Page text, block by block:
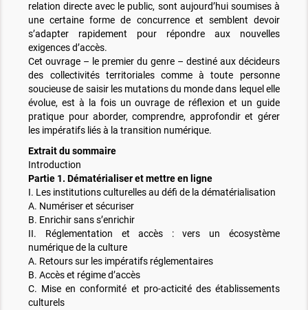
relation directe avec le public, sont aujourd’hui soumises à
une certaine forme de concurrence et semblent devoir
s’adapter rapidement pour répondre aux nouvelles
exigences d’accès.
Cet ouvrage – le premier du genre – destiné aux décideurs
des collectivités territoriales comme à toute personne
soucieuse de saisir les mutations du monde dans lequel elle
évolue, est à la fois un ouvrage de réflexion et un guide
pratique pour aborder, comprendre, approfondir et gérer
les impératifs liés à la transition numérique.
Extrait du sommaire
Introduction
Partie 1. Dématérialiser et mettre en ligne
I. Les institutions culturelles au défi de la dématérialisation
A. Numériser et sécuriser
B. Enrichir sans s’enrichir
II. Réglementation et accès : vers un écosystème
numérique de la culture
A. Retours sur les impératifs réglementaires
B. Accès et régime d’accès
C. Mise en conformité et pro-acticité des établissements
culturels